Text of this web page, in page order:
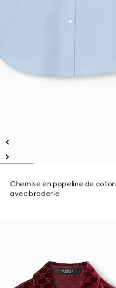
Chemise en popeline de coton
avec broderie